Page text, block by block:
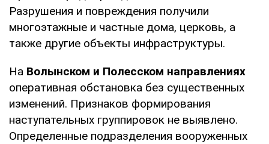
Разрушения и повреждения получили
многоэтажные и частные дома, церковь, а
также другие объекты инфраструктуры.
На Волынском и Полесском направлениях
оперативная обстановка без существенных
изменений. Признаков формирования
наступательных группировок не выявлено.
Определенные подразделения вооруженных